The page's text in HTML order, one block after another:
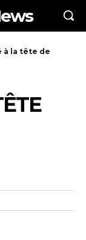
à la tête de